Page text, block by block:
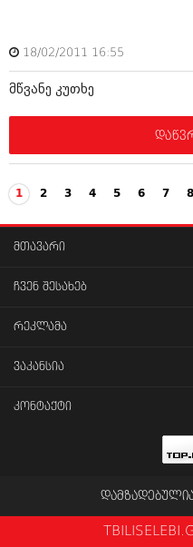
ივნისი 0212 (2)
ნოემბერი 0201 (1)
18/02/2011 16:55
მწვანე კუთხე
1 2 3 4 5 6 7 8
მთავარი
ჩვენ შესახებ
რეკლამა
ვაკანსია
კონტაქტი